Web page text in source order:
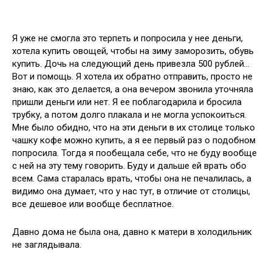
Я уже не смогла это терпеть и попросила у нее деньги,
хотела купить овощей, чтобы на зиму заморозить, обувь
купить. Дочь на следующий день привезла 500 рублей…
Вот и помощь. Я хотела их обратно отправить, просто не
знаю, как это делается, а она вечером звонила уточняла
пришли деньги или нет. Я ее поблагодарила и бросила
трубку, а потом долго плакала и не могла успокоиться.
Мне было обидно, что на эти деньги в их столице только
чашку кофе можно купить, а я ее первый раз о подобном
попросила. Тогда я пообещала себе, что не буду вообще
с ней на эту тему говорить. Буду и дальше ей врать обо
всем. Сама старалась врать, чтобы она не печалилась, а
видимо она думает, что у нас тут, в отличие от столицы,
все дешевое или вообще бесплатное.
Давно дома не была она, давно к матери в холодильник
не заглядывала.